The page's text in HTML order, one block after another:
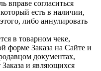
вправе согласиться
есть в наличии,
либо аннулировать
в товарном чеке,
форме Заказа на Сайте и
документах,
и являющихся